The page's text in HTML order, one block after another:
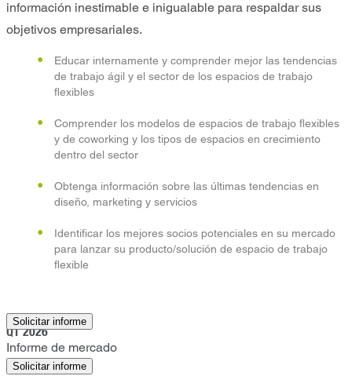
información inestimable e inigualable para respaldar sus
objetivos empresariales.
Educar internamente y comprender mejor las tendencias
de trabajo ágil y el sector de los espacios de trabajo
flexibles
Comprender los modelos de espacios de trabajo flexibles
y de coworking y los tipos de espacios en crecimiento
dentro del sector
Obtenga información sobre las últimas tendencias en
diseño, marketing y servicios
Identificar los mejores socios potenciales en su mercado
para lanzar su producto/solución de espacio de trabajo
flexible
Solicitar informe
Bath
Q1 2026
Informe de mercado
Solicitar informe